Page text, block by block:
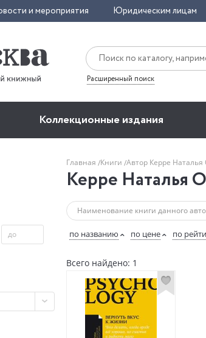
и мероприятия Юридическим лицам
Расширенный поиск
Коллекционные издания
Главная Книги Автор Керре Наталья
Керре Наталья
по названию по цене по
Всего найдено: 1